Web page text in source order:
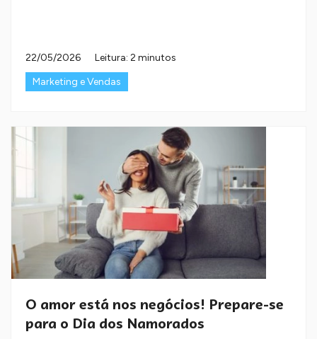
22/05/2026
Leitura: 2 minutos
Marketing e Vendas
O amor está nos negócios! Prepare-se
para o Dia dos Namorados